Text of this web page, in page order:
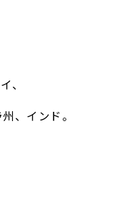
、
、インド。